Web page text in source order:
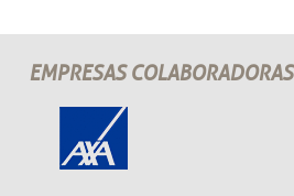
EMPRESAS COLABORADORAS